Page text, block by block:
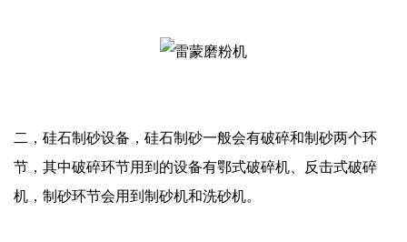
二，硅石制砂设备，硅石制砂一般会有破碎和制砂两个环
节，其中破碎环节用到的设备有鄂式破碎机、反击式破碎
机，制砂环节会用到制砂机和洗砂机。